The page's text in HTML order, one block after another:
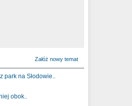
Załóż nowy temat
park na Słodowie..
obok..